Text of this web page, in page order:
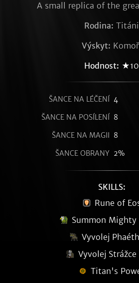
A small replica of the
Rodina: Titáni
Výskyt:
Hodnost: ★10
ŠANCE NA LÉČENÍ
4
ŠANCE NA POSÍLENÍ
8
ŠANCE NA MAGII 8
ŠANCE OBRANY 2%
SKILLS:
Rune of
Summon Mighty
Vyvolej
Vyvolej Strážce
Titan's